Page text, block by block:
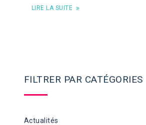
LIRE LA SUITE
FILTRER PAR CATÉGORIES
Actualités